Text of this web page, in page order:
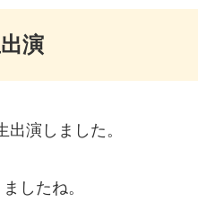
演
演しました。
したね。